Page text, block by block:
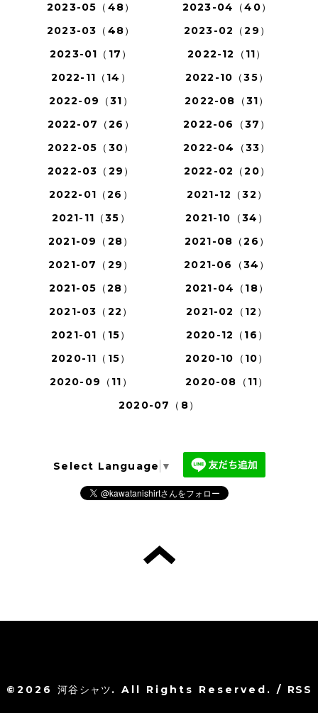
2023-05（48）
2023-04（40）
2023-03（48）
2023-02（29）
2023-01（17）
2022-12（11）
2022-11（14）
2022-10（35）
2022-09（31）
2022-08（31）
2022-07（26）
2022-06（37）
2022-05（30）
2022-04（33）
2022-03（29）
2022-02（20）
2022-01（26）
2021-12（32）
2021-11（35）
2021-10（34）
2021-09（28）
2021-08（26）
2021-07（29）
2021-06（34）
2021-05（28）
2021-04（18）
2021-03（22）
2021-02（12）
2021-01（15）
2020-12（16）
2020-11（15）
2020-10（10）
2020-09（11）
2020-08（11）
2020-07（8）
Select Language ▼
©2026河谷シャツ. All Rights Reserved. / RSS